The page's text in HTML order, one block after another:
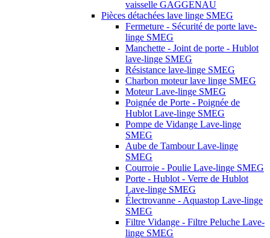
vaisselle GAGGENAU
Pièces détachées lave linge SMEG
Fermeture - Sécurité de porte lave-
linge SMEG
Manchette - Joint de porte - Hublot
lave-linge SMEG
Résistance lave-linge SMEG
Charbon moteur lave linge SMEG
Moteur Lave-linge SMEG
Poignée de Porte - Poignée de
Hublot Lave-linge SMEG
Pompe de Vidange Lave-linge
SMEG
Aube de Tambour Lave-linge
SMEG
Courroie - Poulie Lave-linge SMEG
Porte - Hublot - Verre de Hublot
Lave-linge SMEG
Électrovanne - Aquastop Lave-linge
SMEG
Filtre Vidange - Filtre Peluche Lave-
linge SMEG